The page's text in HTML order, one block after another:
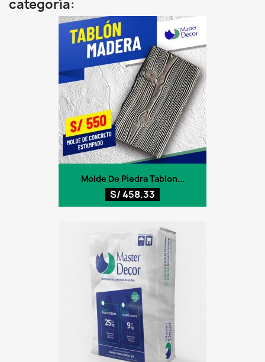
categoría:
Molde De Piedra Tablon...
S/ 458.33